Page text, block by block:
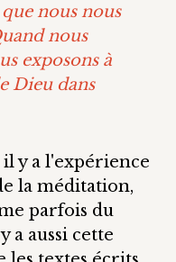
nous nous
nous
exposons à
Dieu dans
y a l'expérience
la méditation,
parfois du
a aussi cette